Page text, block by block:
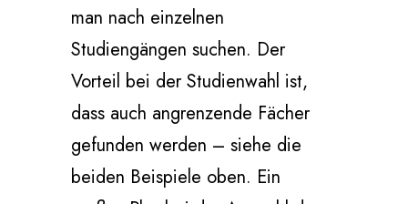
man nach einzelnen
Studiengängen suchen. Der
Vorteil bei der Studienwahl ist,
dass auch angrenzende Fächer
gefunden werden – siehe die
beiden Beispiele oben. Ein